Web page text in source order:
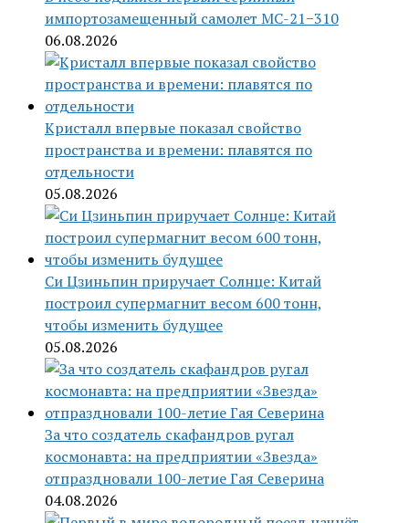
импортозамещенный самолет МС-21−310
06.08.2026
Кристалл впервые показал свойство
пространства и времени: плавятся по
отдельности
05.08.2026
Си Цзиньпин приручает Солнце: Китай
построил супермагнит весом 600 тонн,
чтобы изменить будущее
05.08.2026
За что создатель скафандров ругал
космонавта: на предприятии «Звезда»
отпраздновали 100-летие Гая Северина
04.08.2026